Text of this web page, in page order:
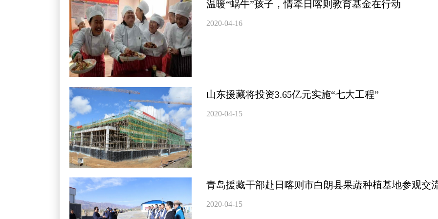
温暖“蜗牛”孩子，情牵日喀则教育基金在行动
2020-04-16
山东援藏将投资3.65亿元实施“七大工程”
2020-04-15
青岛援藏干部赴日喀则市白朗县果蔬种植基地参观交
2020-04-15